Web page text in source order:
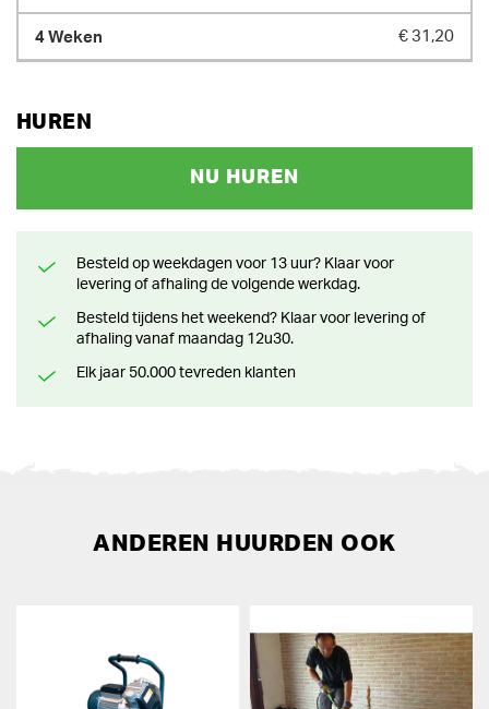
€ 31,20
HUREN
NU HUREN
Besteld op weekdagen voor 13 uur? Klaar voor
levering of afhaling de volgende werkdag.
Besteld tijdens het weekend? Klaar voor levering of
afhaling vanaf maandag 12u30.
Elk jaar 50.000 tevreden klanten
ANDEREN HUURDEN OOK